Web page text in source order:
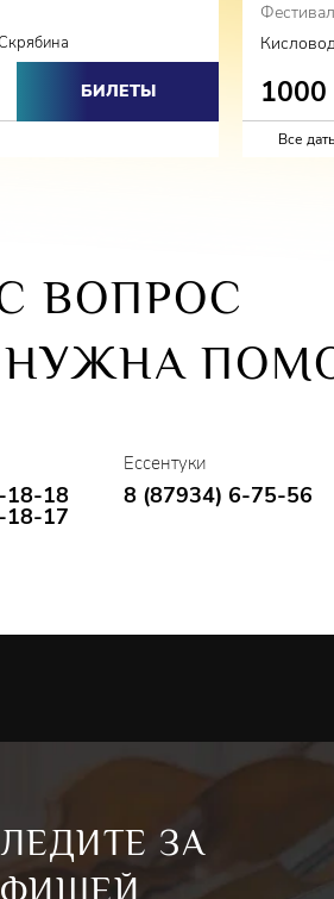
БИЛЕТЫ 1000
Все
ВОПРОС
18-18
18-17
Ессентуки
8 (87934) 6-75-56
ЗА